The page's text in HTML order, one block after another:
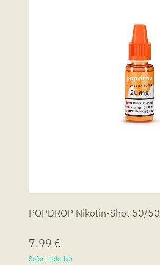
POPDROP Nikotin-Shot 50/50
7,99 €
Sofort lieferbar